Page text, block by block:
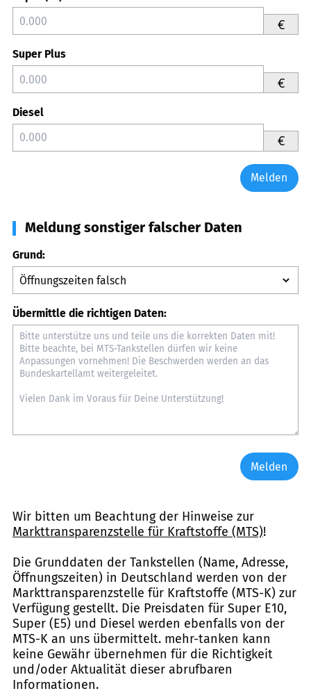
€
Super Plus
€
Diesel
€
Melden
Meldung sonstiger falscher Daten
Grund:
Übermittle die richtigen Daten:
Melden
Wir bitten um Beachtung der Hinweise zur
Markttransparenzstelle für Kraftstoffe (MTS)!
Die Grunddaten der Tankstellen (Name, Adresse,
Öffnungszeiten) in Deutschland werden von der
Markttransparenzstelle für Kraftstoffe (MTS-K) zur
Verfügung gestellt. Die Preisdaten für Super E10,
Super (E5) und Diesel werden ebenfalls von der
MTS-K an uns übermittelt. mehr-tanken kann
keine Gewähr übernehmen für die Richtigkeit
und/oder Aktualität dieser abrufbaren
Informationen.